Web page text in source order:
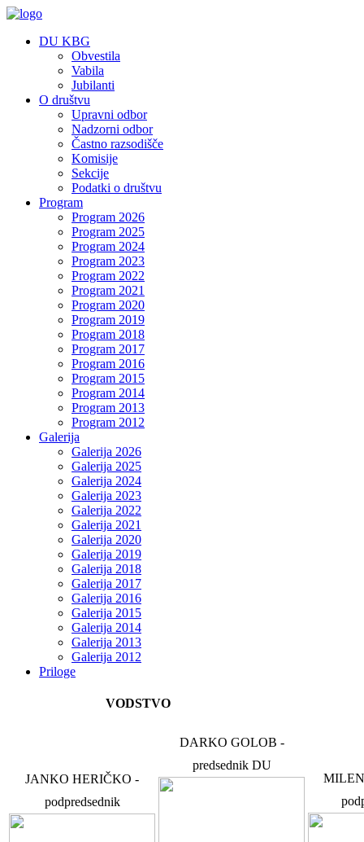
DU KBG
Obvestila
Vabila
Jubilanti
O društvu
Upravni odbor
Nadzorni odbor
Častno razsodišče
Komisije
Sekcije
Podatki o društvu
Program
Program 2026
Program 2025
Program 2024
Program 2023
Program 2022
Program 2021
Program 2020
Program 2019
Program 2018
Program 2017
Program 2016
Program 2015
Program 2014
Program 2013
Program 2012
Galerija
Galerija 2026
Galerija 2025
Galerija 2024
Galerija 2023
Galerija 2022
Galerija 2021
Galerija 2020
Galerija 2019
Galerija 2018
Galerija 2017
Galerija 2016
Galerija 2015
Galerija 2014
Galerija 2013
Galerija 2012
Priloge
VODSTVO
JANKO HERIČKO -
podpredsednik
DARKO GOLOB -
predsednik DU